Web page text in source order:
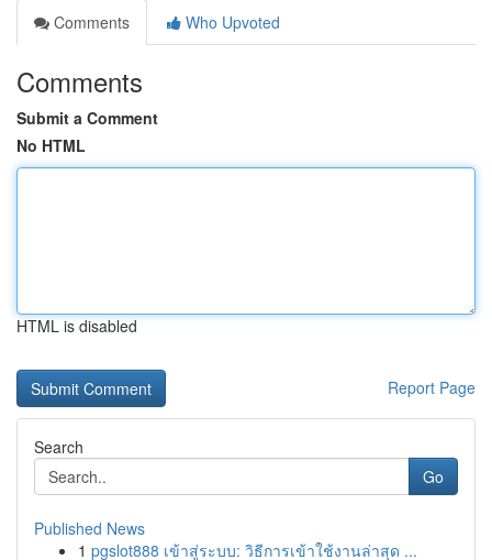
Comments
Who Upvoted
Comments
Submit a Comment
No HTML
HTML is disabled
Report Page
Search
Go
Published News
1 pgslot888 เข้าสู่ระบบ: วิธีการเข้าใช้งานล่าสุด ...